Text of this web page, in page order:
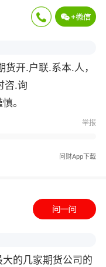
开.户联.系本.人，
咨.询
。
举报
问财App下载
的几家期货公司的